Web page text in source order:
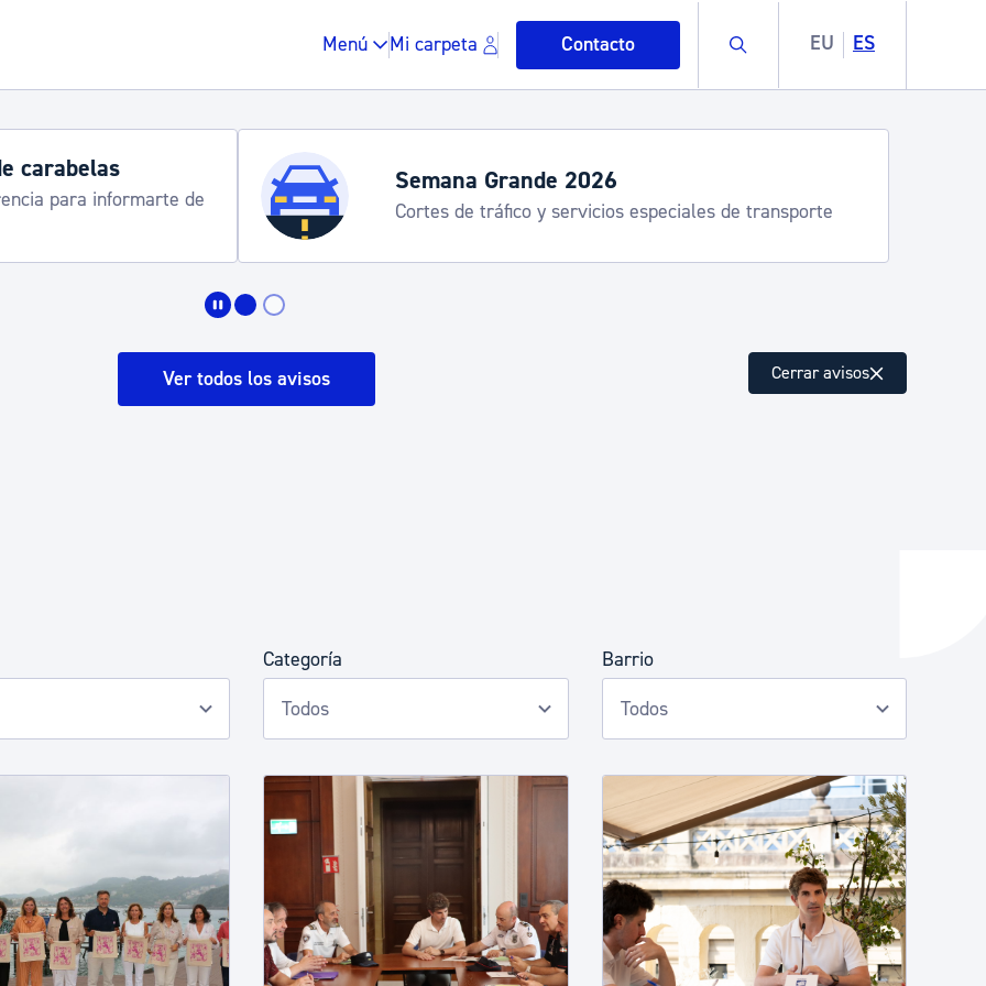
Menú Mi carpeta Contacto Buscar EU ES
Espacio público, residuos y medioambiente
Igualdad, Derechos Humanos y convivencia
Turismo
Horarios y servicios de verano
Udalinfo, Donostia Kirola, Donostia Kultura, San Telmo,
Urgull, Hondalea, Turismo
Ver todos los avisos Cerrar avisos
Categoría Barrio